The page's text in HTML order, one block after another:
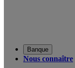
Banque
Nous connaître